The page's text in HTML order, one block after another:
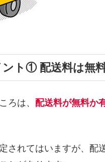
ト① 配送料は無
ろは、 配送料が無料か
されてはいますが、配